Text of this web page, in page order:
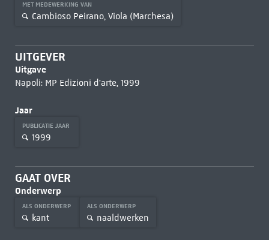
MET MEDEWERKING VAN
Cambioso Peirano, Viola (Marchesa)
UITGEVER
Uitgave
Napoli: MP Edizioni d'arte, 1999
Jaar
PUBLICATIE JAAR
1999
GAAT OVER
Onderwerp
ALS ONDERWERP
kant
ALS ONDERWERP
naaldwerken